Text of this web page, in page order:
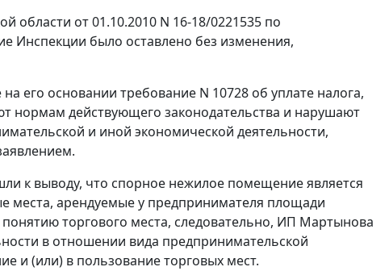
от 01.10.2010 N 16-18/0221535 по
Инспекции было оставлено без изменения,
его основании требование N 10728 об уплате налога,
нормам действующего законодательства и нарушают
и иной экономической деятельности,
к выводу, что спорное нежилое помещение является
места, арендуемые у предпринимателя площади
торгового места, следовательно, ИП Мартынова
в отношении вида предпринимательской
и (или) в пользование торговых мест.